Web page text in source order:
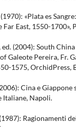
(1970): «Plata es
Far East, 1550-
ed. (2004): South
Galeote Pereira, Fr.
1575, OrchidPress,
Cina e
Italiane, Napoli.
Ragionamenti